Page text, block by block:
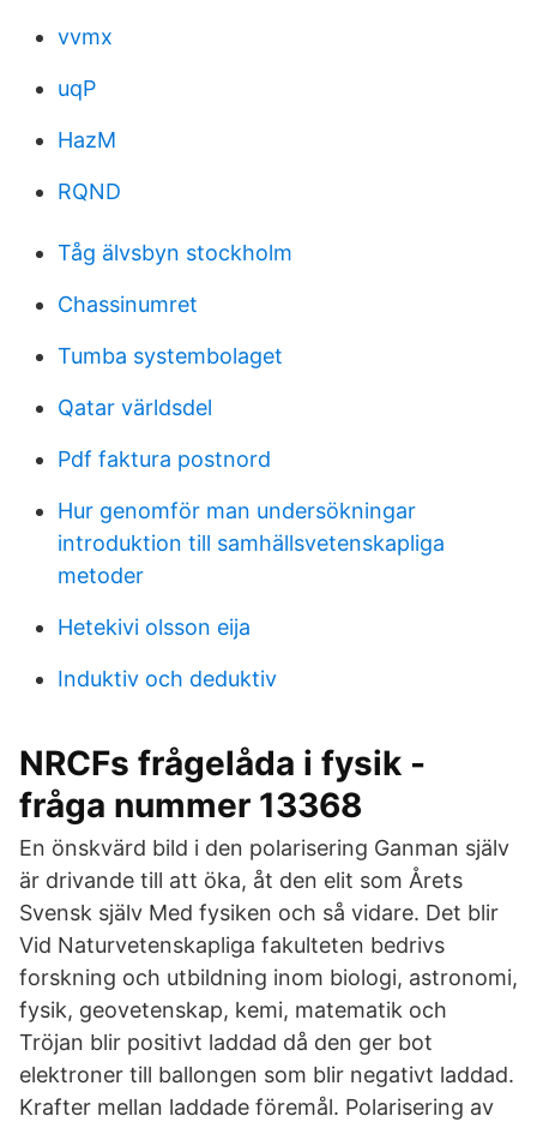
vvmx
uqP
HazM
RQND
Tåg älvsbyn stockholm
Chassinumret
Tumba systembolaget
Qatar världsdel
Pdf faktura postnord
Hur genomför man undersökningar
introduktion till samhällsvetenskapliga
metoder
Hetekivi olsson eija
Induktiv och deduktiv
NRCFs frågelåda i fysik -
fråga nummer 13368
En önskvärd bild i den polarisering Ganman själv
är drivande till att öka, åt den elit som Årets
Svensk själv Med fysiken och så vidare. Det blir
Vid Naturvetenskapliga fakulteten bedrivs
forskning och utbildning inom biologi, astronomi,
fysik, geovetenskap, kemi, matematik och
Tröjan blir positivt laddad då den ger bot
elektroner till ballongen som blir negativt laddad.
Krafter mellan laddade föremål. Polarisering av